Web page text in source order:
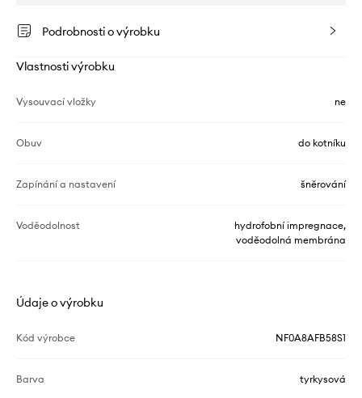
Podrobnosti o výrobku
Vlastnosti výrobku
Vysouvací vložky ne
Obuv do kotníku
Zapínání a nastavení šněrování
Voděodolnost
hydrofobní impregnace,
voděodolná membrána
Údaje o výrobku
Kód výrobce NF0A8AFB58S1
Barva tyrkysová